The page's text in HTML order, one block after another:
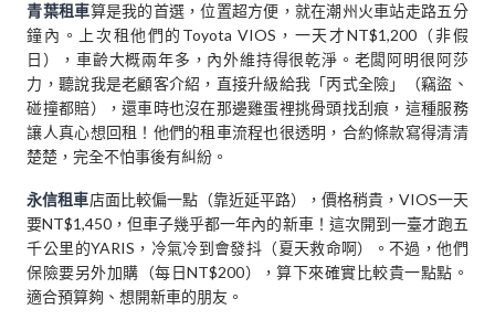
青葉租車算是我的首選，位置超方便，就在潮州火車站走路五分
鐘內。上次租他們的Toyota VIOS，一天才NT$1,200（非假
日），車齡大概兩年多，內外維持得很乾淨。老闆阿明很阿莎
力，聽說我是老顧客介紹，直接升級給我「丙式全險」（竊盜、
碰撞都賠），還車時也沒在那邊雞蛋裡挑骨頭找刮痕，這種服務
讓人真心想回租！他們的租車流程也很透明，合約條款寫得清清
楚楚，完全不怕事後有糾紛。
永信租車店面比較偏一點（靠近延平路），價格稍貴，VIOS一天
要NT$1,450，但車子幾乎都一年內的新車！這次開到一臺才跑五
千公里的YARIS，冷氣冷到會發抖（夏天救命啊）。不過，他們
保險要另外加購（每日NT$200），算下來確實比較貴一點點。
適合預算夠、想開新車的朋友。